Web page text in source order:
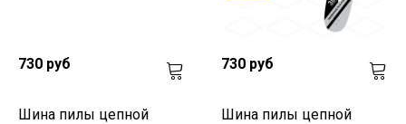
730 руб
Шина пилы цепной
730 руб
Шина пилы цепной